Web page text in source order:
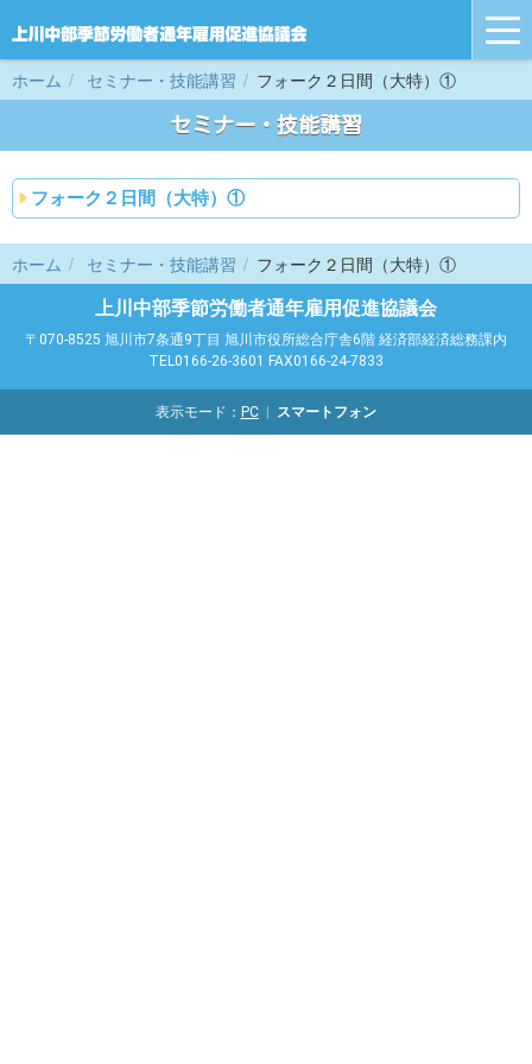
ホーム セミナー・技能講習 フォーク２日間（大特）①
セミナー・技能講習
フォーク２日間（大特）①
ホーム セミナー・技能講習 フォーク２日間（大特）①
上川中部季節労働者通年雇用促進協議会
〒070-8525 旭川市7条通9丁目 旭川市役所総合庁舎6階 経済部経済総務課内
TEL0166-26-3601 FAX0166-24-7833
表示モード： PC スマートフォン